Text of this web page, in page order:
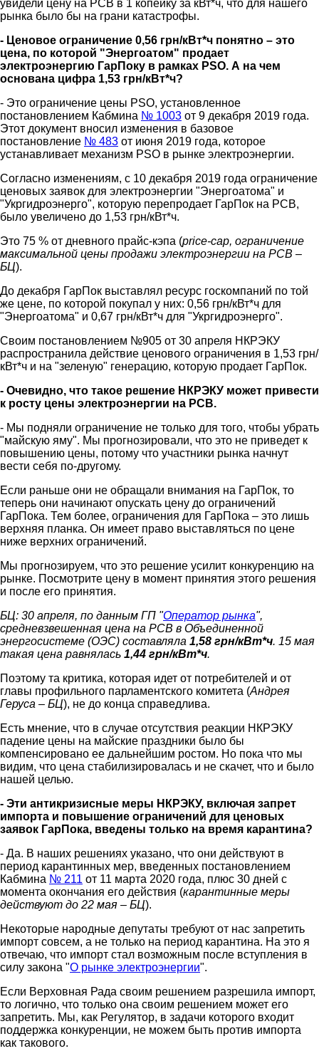
увидели цену на РСВ в 1 копейку за кВт*ч, что для нашего
рынка было бы на грани катастрофы.
- Ценовое ограничение 0,56 грн/кВт*ч понятно – это
цена, по которой "Энергоатом" продает
электроэнергию ГарПоку в рамках PSO. А на чем
основана цифра 1,53 грн/кВт*ч?
- Это ограничение цены PSO, установленное
постановлением Кабмина № 1003 от 9 декабря 2019 года.
Этот документ вносил изменения в базовое
постановление № 483 от июня 2019 года, которое
устанавливает механизм PSO в рынке электроэнергии.
Согласно изменениям, с 10 декабря 2019 года ограничение
ценовых заявок для электроэнергии "Энергоатома" и
"Укргидроэнерго", которую перепродает ГарПок на РСВ,
было увеличено до 1,53 грн/кВт*ч.
Это 75 % от дневного прайс-кэпа (price-cap, ограничение
максимальной цены продажи электроэнергии на РСВ –
БЦ).
До декабря ГарПок выставлял ресурс госкомпаний по той
же цене, по которой покупал у них: 0,56 грн/кВт*ч для
"Энергоатома" и 0,67 грн/кВт*ч для "Укргидроэнерго".
Своим постановлением №905 от 30 апреля НКРЭКУ
распространила действие ценового ограничения в 1,53 грн/
кВт*ч и на "зеленую" генерацию, которую продает ГарПок.
- Очевидно, что такое решение НКРЭКУ может привести
к росту цены электроэнергии на РСВ.
- Мы подняли ограничение не только для того, чтобы убрать
"майскую яму". Мы прогнозировали, что это не приведет к
повышению цены, потому что участники рынка начнут
вести себя по-другому.
Если раньше они не обращали внимания на ГарПок, то
теперь они начинают опускать цену до ограничений
ГарПока. Тем более, ограничения для ГарПока – это лишь
верхняя планка. Он имеет право выставляться по цене
ниже верхних ограничений.
Мы прогнозируем, что это решение усилит конкуренцию на
рынке. Посмотрите цену в момент принятия этого решения
и после его принятия.
БЦ: 30 апреля, по данным ГП "Оператор рынка",
средневзвешенная цена на РСВ в Объединенной
энергосистеме (ОЭС) составляла 1,58 грн/кВт*ч. 15 мая
такая цена равнялась 1,44 грн/кВт*ч.
Поэтому та критика, которая идет от потребителей и от
главы профильного парламентского комитета (Андрея
Геруса – БЦ), не до конца справедлива.
Есть мнение, что в случае отсутствия реакции НКРЭКУ
падение цены на майские праздники было бы
компенсировано ее дальнейшим ростом. Но пока что мы
видим, что цена стабилизировалась и не скачет, что и было
нашей целью.
- Эти антикризисные меры НКРЭКУ, включая запрет
импорта и повышение ограничений для ценовых
заявок ГарПока, введены только на время карантина?
- Да. В наших решениях указано, что они действуют в
период карантинных мер, введенных постановлением
Кабмина № 211 от 11 марта 2020 года, плюс 30 дней с
момента окончания его действия (карантинные меры
действуют до 22 мая – БЦ).
Некоторые народные депутаты требуют от нас запретить
импорт совсем, а не только на период карантина. На это я
отвечаю, что импорт стал возможным после вступления в
силу закона "О рынке электроэнергии".
Если Верховная Рада своим решением разрешила импорт,
то логично, что только она своим решением может его
запретить. Мы, как Регулятор, в задачи которого входит
поддержка конкуренции, не можем быть против импорта
как такового.